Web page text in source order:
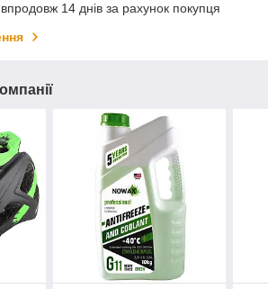
14 днів за рахунок покупця